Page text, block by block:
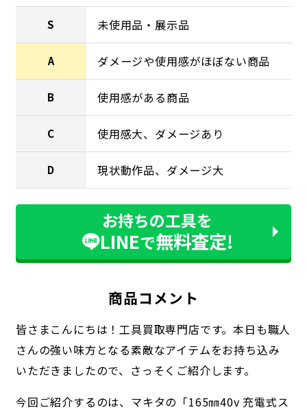
S 未使用品・展示品
A ダメージや使用感がほぼない商品
B 使用感がある商品
C 使用感大、ダメージあり
D 現状動作品、ダメージ大
お持ちの工具を
LINEで無料査定!
商品コメント
皆さまこんにちは！工具買取専門店です。本日も職人
さんの強い味方となる素敵なアイテムをお持ち込み
いただきましたので、さっそくご紹介します。
今回ご紹介するのは、マキタの「165㎜40v 充電式ス